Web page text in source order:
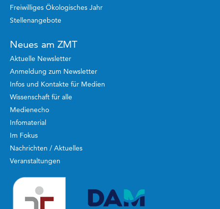
Freiwilliges Ökologisches Jahr
Stellenangebote
Neues am ZMT
Aktuelle Newsletter
Anmeldung zum Newsletter
Infos und Kontakte für Medien
Wissenschaft für alle
Medienecho
Infomaterial
Im Fokus
Nachrichten / Aktuelles
Veranstaltungen